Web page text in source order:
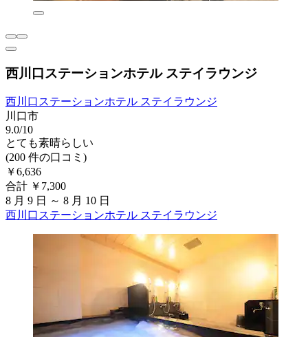
西川口ステーションホテル ステイラウンジ
西川口ステーションホテル ステイラウンジ
川口市
9.0/10
とても素晴らしい
(200 件の口コミ)
￥6,636
合計 ￥7,300
8 月 9 日 ～ 8 月 10 日
西川口ステーションホテル ステイラウンジ